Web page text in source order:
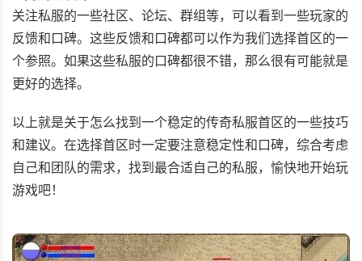
关注私服的一些社区、论坛、群组等，可以看到一些玩家的
反馈和口碑。这些反馈和口碑都可以作为我们选择首区的一
个参照。如果这些私服的口碑都很不错，那么很有可能就是
更好的选择。
以上就是关于怎么找到一个稳定的传奇私服首区的一些技巧
和建议。在选择首区时一定要注意稳定性和口碑，综合考虑
自己和团队的需求，找到最合适自己的私服，愉快地开始玩
游戏吧！